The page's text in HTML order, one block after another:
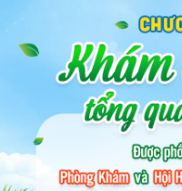
PHỤ KHOA
BỆNH HẬU MÔN